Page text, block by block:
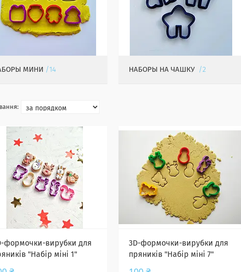
МИНИ 14 НАБОРЫ НА ЧАШКУ 2
формочки-вирубки для
"Набір міні 1"
3D-формочки-вирубки для
пряників "Набір міні 7"